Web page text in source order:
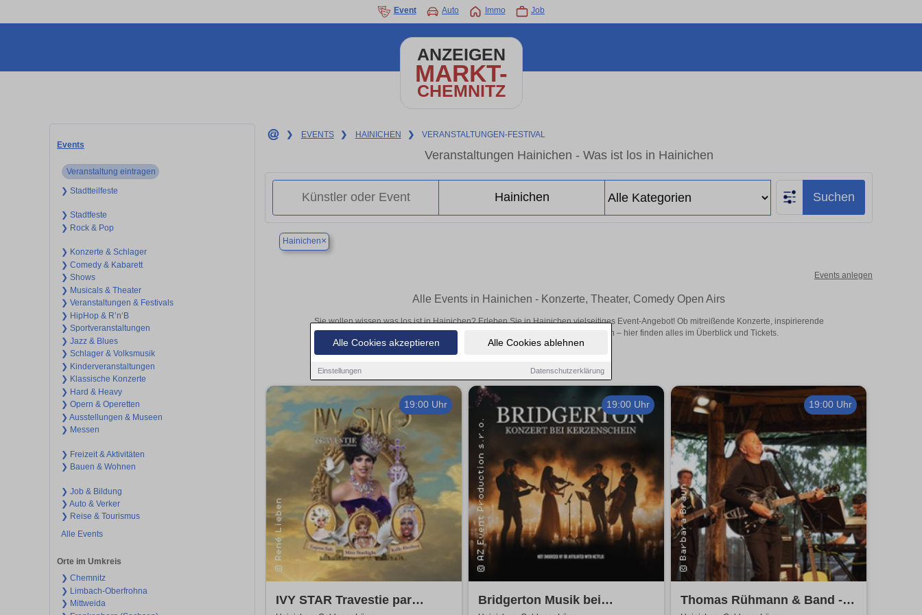
Alle Cookies akzeptieren Alle Cookies ablehnen
Einstellungen Datenschutzerklärung
Event Auto Immo Job
ANZEIGEN
MARKT-
CHEMNITZ
Events
Veranstaltung eintragen
❯ Stadtteilfeste
❯ Stadtfeste
❯ Rock & Pop
❯ Konzerte & Schlager
❯ Comedy & Kabarett
❯ Shows
❯ Musicals & Theater
❯ Veranstaltungen & Festivals
❯ HipHop & R’n‘B
❯ Sportveranstaltungen
❯ Jazz & Blues
❯ Schlager & Volksmusik
❯ Kinderveranstaltungen
❯ Klassische Konzerte
❯ Hard & Heavy
❯ Opern & Operetten
❯ Ausstellungen & Museen
❯ Messen
❯ Freizeit & Aktivitäten
❯ Bauen & Wohnen
❯ Job & Bildung
❯ Auto & Verker
❯ Reise & Tourismus
Alle Events
Orte im Umkreis
❯ Chemnitz
❯ Limbach-Oberfrohna
❯ Mittweida
❯ EVENTS ❯ HAINICHEN ❯ VERANSTALTUNGEN-FESTIVAL
Veranstaltungen Hainichen - Was ist los in Hainichen
Suchen
Hainichen×
Events anlegen
Alle Events in Hainichen - Konzerte, Theater, Comedy Open Airs
Sie wollen wissen was los ist in Hainichen? Erleben Sie in Hainichen vielseitiges Event-Angebot! Ob mitreißende Konzerte, inspirierende
Theateraufführungen oder aufregende Veranstaltungen in Hainichen – hier finden alles im Überblick und Tickets.
19:00 Uhr
IVY STAR Travestie par
19:00 Uhr
Bridgerton Musik bei
19:00 Uhr
Thomas Rühmann & Band -